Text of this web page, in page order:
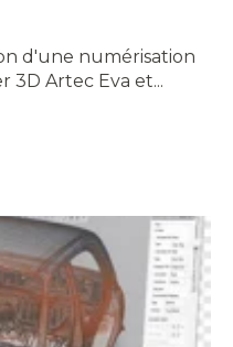
d'une numérisation
3D Artec Eva et...